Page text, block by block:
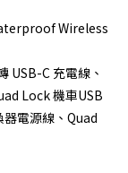
Wireless
USB-C 充電線、
Lock 機車USB
電源線、Quad